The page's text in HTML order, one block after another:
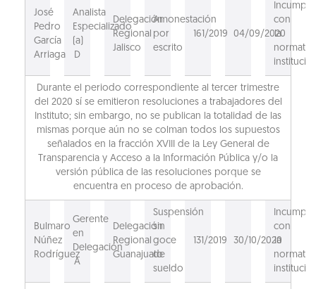
José
Pedro
García
Arriaga
Analista
Especializado
(a)
D
Delegación
Regional
Jalisco
Amonestación
por
escrito
161/2019 04/09/2020
con
la
Durante el periodo correspondiente al tercer trimestre
del 2020 sí se emitieron resoluciones a trabajadores del
Instituto; sin embargo, no se publican la totalidad de las
mismas porque aún no se colman todos los supuestos
señalados en la fracción XVIII de la Ley General de
Transparencia y Acceso a la Información Pública y/o la
versión pública de las resoluciones porque se
encuentra en proceso de aprobación.
Bulmaro
Núñez
Rodríguez
Gerente
en
Delegación
A
Delegación
Regional
Guanajuato
Suspensión
sin
goce
de
sueldo
131/2019 30/10/2020
con
la